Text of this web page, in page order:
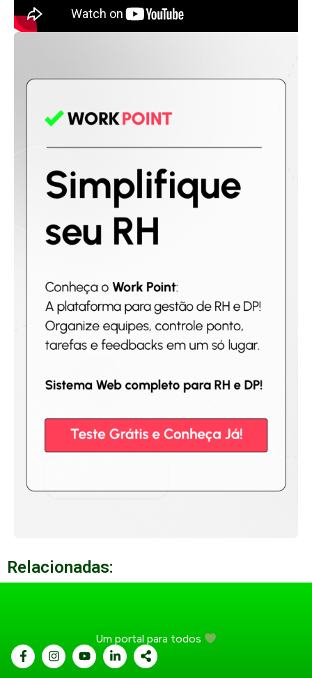
Relacionadas:
Um portal para todos